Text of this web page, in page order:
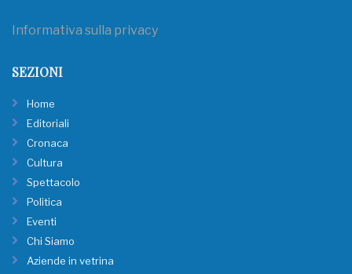
Informativa sulla privacy
SEZIONI
Home
Editoriali
Cronaca
Cultura
Spettacolo
Politica
Eventi
Chi Siamo
Aziende in vetrina